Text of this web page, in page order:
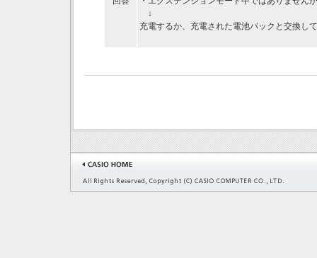
↓
充電するか、充電された電池パックと交換し